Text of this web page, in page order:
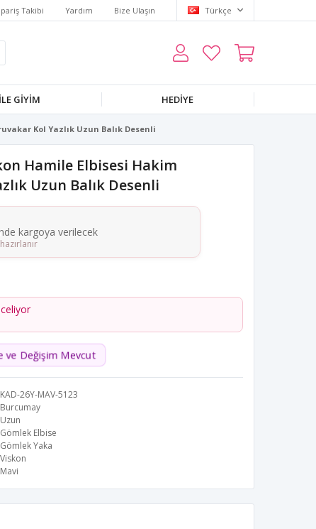
Takibi Yardım Bize Ulaşın Türkçe
GIYIM HEDIYE
Kol Yazlık Uzun Balık Desenli
Hamile Elbisesi Hakim
Uzun Balık Desenli
kargoya verilecek
ve Değişim Mevcut
KAD-26Y-MAV-5123
Burcumay
Uzun
Gömlek Elbise
Gömlek Yaka
Viskon
Mavi